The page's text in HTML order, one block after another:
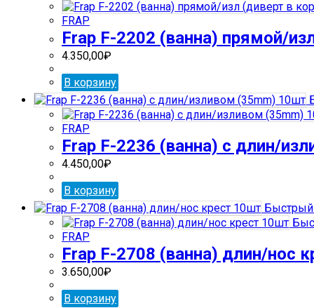
FRAP
Frap F-2202 (ванна) прямой/
4.350,00₽
В корзину
FRAP
Frap F-2236 (ванна) с длин/
4.450,00₽
В корзину
Быстрый
FRAP
Frap F-2708 (ванна) длин/нос
3.650,00₽
В корзину